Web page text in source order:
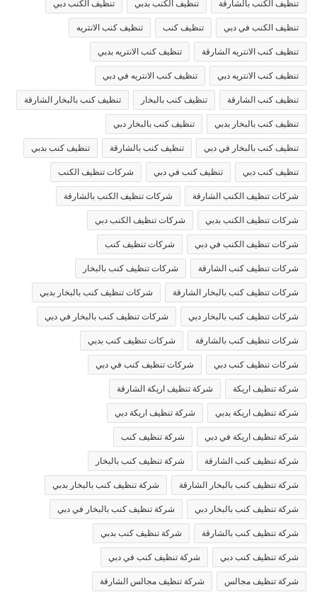
تنظيف الكنب بالشارقة تنظيف الكنب بدبي تنظيف الكنب دبي
تنظيف الكنب في دبي تنظيف كنب تنظيف كنب الانتريه
تنظيف كنب الانتريه الشارقة تنظيف كنب الانتريه بدبي
تنظيف كنب الانتريه دبي تنظيف كنب الانتريه في دبي
تنظيف كنب الشارقة تنظيف كنب بالبخار تنظيف كنب بالبخار الشارقة
تنظيف كنب بالبخار بدبي تنظيف كنب بالبخار دبي
تنظيف كنب بالبخار في دبي تنظيف كنب بالشارقة تنظيف كنب بدبي
تنظيف كنب دبي تنظيف كنب في دبي شركات تنظيف الكنب
شركات تنظيف الكنب الشارقة شركات تنظيف الكنب بالشارقة
شركات تنظيف الكنب بدبي شركات تنظيف الكنب دبي
شركات تنظيف الكنب في دبي شركات تنظيف كنب
شركات تنظيف كنب الشارقة شركات تنظيف كنب بالبخار
شركات تنظيف كنب بالبخار الشارقة شركات تنظيف كنب بالبخار بدبي
شركات تنظيف كنب بالبخار دبي شركات تنظيف كنب بالبخار في دبي
شركات تنظيف كنب بالشارقة شركات تنظيف كنب بدبي
شركات تنظيف كنب دبي شركات تنظيف كنب في دبي
شركة تنظيف اريكة شركة تنظيف اريكة الشارقة
شركة تنظيف اريكة بدبي شركة تنظيف اريكة دبي
شركة تنظيف اريكة في دبي شركة تنظيف كنب
شركة تنظيف كنب الشارقة شركة تنظيف كنب بالبخار
شركة تنظيف كنب بالبخار الشارقة شركة تنظيف كنب بالبخار بدبي
شركة تنظيف كنب بالبخار دبي شركة تنظيف كنب بالبخار في دبي
شركة تنظيف كنب بالشارقة شركة تنظيف كنب بدبي
شركة تنظيف كنب دبي شركة تنظيف كنب في دبي
شركة تنظيف مجالس شركة تنظيف مجالس الشارقة